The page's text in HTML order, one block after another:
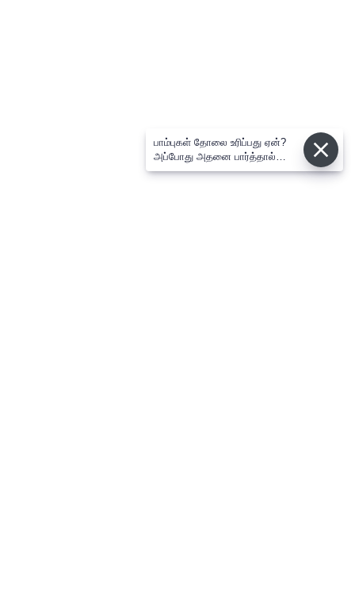
பாம்புகள் தோலை உரிப்பது ஏன்?
அப்போது அதனை பார்த்தால்
பழிவாங்குமா?